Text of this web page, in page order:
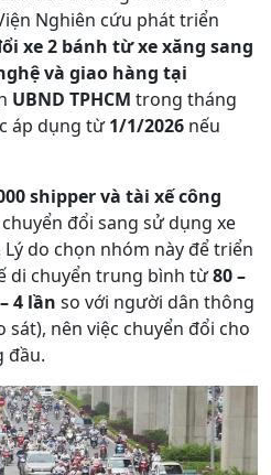
Nghiên cứu phát triển
xe 2 bánh từ xe xăng sang
và giao hàng tại
UBND TPHCM trong tháng
áp dụng từ1/1/2026 nếu
shipper và tài xế công
đổi sang sử dụng xe
do chọn nhóm này để triển
di chuyển trung bình từ80 –
4 lần so với người dân thông
nên việc chuyển đổi cho
đầu.